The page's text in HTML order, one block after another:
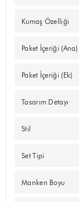
Kumaş Özelliği
Paket İçeriği (Ana)
Paket İçeriği (Ek)
Tasarım Detayı
Stil
Set Tipi
Manken Boyu